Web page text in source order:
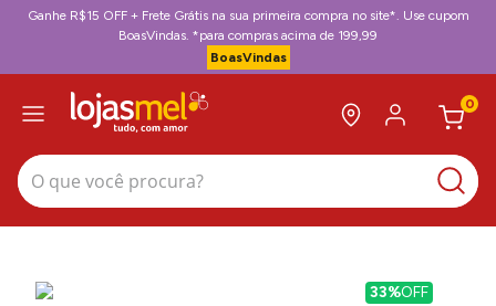
Ganhe R$15 OFF + Frete Grátis na sua primeira compra no site*. Use cupom
BoasVindas. *para compras acima de 199,99
BoasVindas
0
O que você procura?
33%OFF